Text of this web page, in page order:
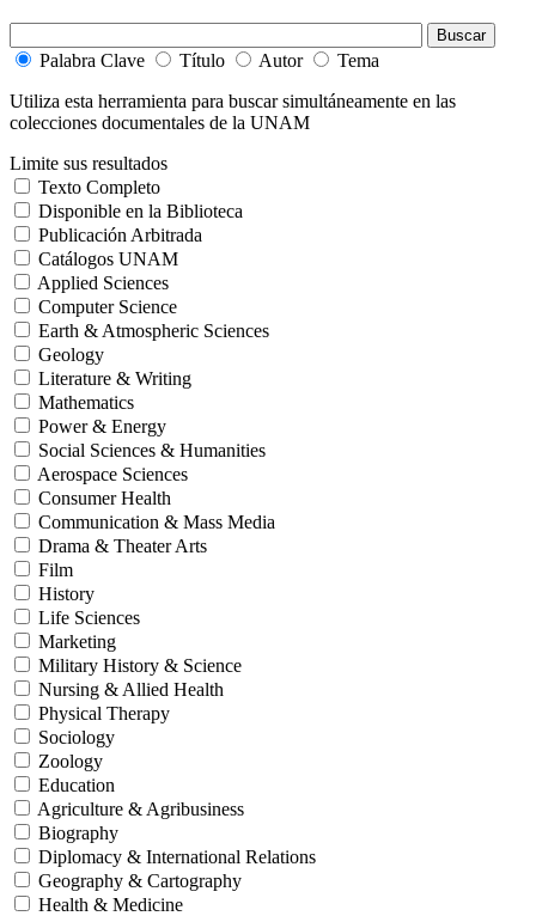
Palabra Clave Título Autor
Tema
Utiliza esta herramienta para buscar simultáneamente en las
colecciones documentales de la UNAM
Limite sus resultados
Texto Completo
Disponible en la Biblioteca
Publicación Arbitrada
Catálogos UNAM
Applied Sciences
Computer Science
Earth & Atmospheric Sciences
Geology
Literature & Writing
Mathematics
Power & Energy
Social Sciences & Humanities
Aerospace Sciences
Consumer Health
Communication & Mass Media
Drama & Theater Arts
Film
History
Life Sciences
Marketing
Military History & Science
Nursing & Allied Health
Physical Therapy
Sociology
Zoology
Education
Agriculture & Agribusiness
Biography
Diplomacy & International Relations
Geography & Cartography
Health & Medicine